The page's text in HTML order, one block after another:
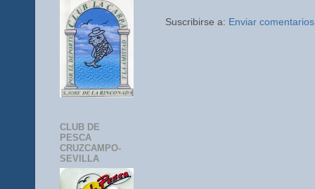
Suscribirse a: Enviar
CLUB DE
PESCA
CRUZCAMPO-
SEVILLA